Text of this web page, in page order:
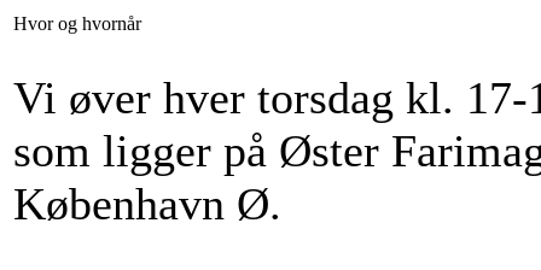
Hvor og hvornår
Vi øver hver torsdag kl.
som ligger på Øster
København Ø.